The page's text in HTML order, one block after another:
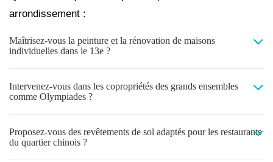
arrondissement :
Maîtrisez-vous la peinture et la rénovation de maisons
individuelles dans le 13e ?
Intervenez-vous dans les copropriétés des grands ensembles
comme Olympiades ?
Proposez-vous des revêtements de sol adaptés pour les restaurants
du quartier chinois ?